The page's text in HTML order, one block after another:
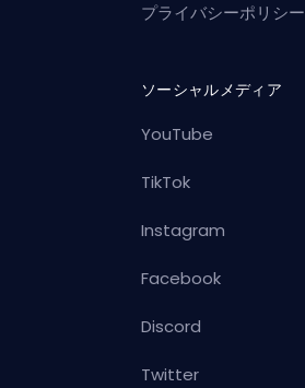
プライバシーポリシー
ソーシャルメディア
YouTube
TikTok
Instagram
Facebook
Discord
Twitter